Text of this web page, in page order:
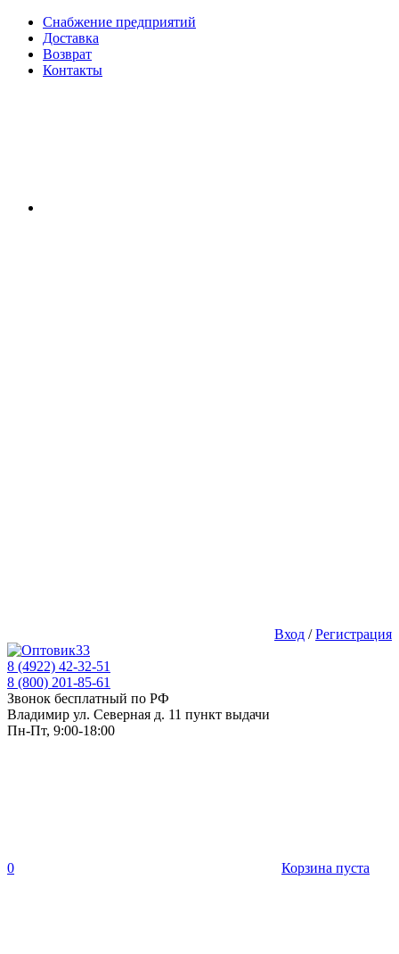
Снабжение предприятий
Доставка
Возврат
Контакты
Вход /Регистрация
8 (4922) 42-32-51
8 (800) 201-85-61
Звонок бесплатный по РФ
Владимир ул. Северная д. 11 пункт выдачи
Пн-Пт, 9:00-18:00
0 Корзина пуста